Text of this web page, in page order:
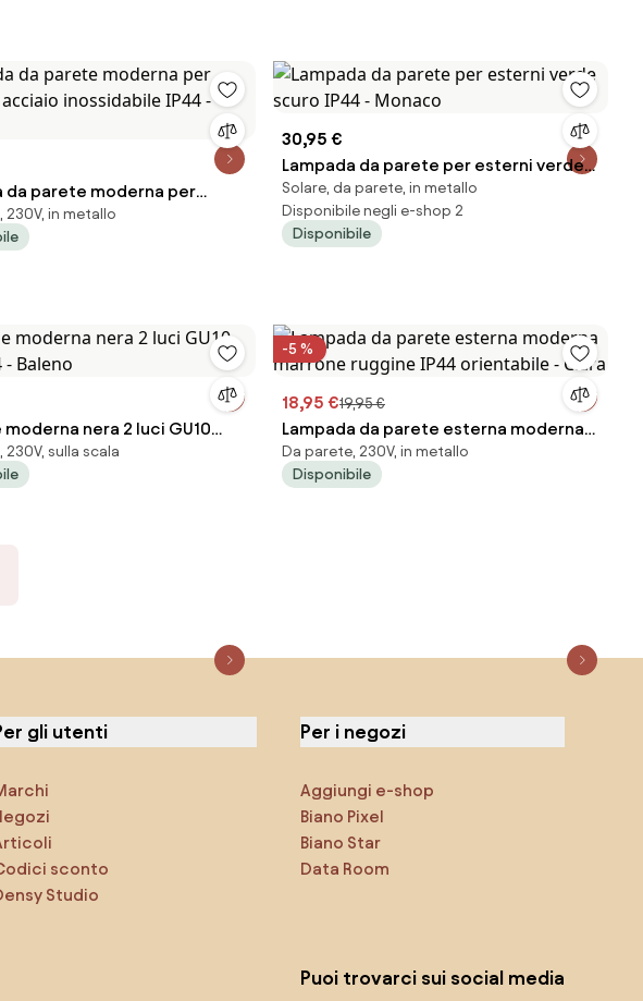
da parete moderna per
acciaio inossidabile IP44 -
230V, in metallo
30,95 €
Lampada da parete per esterni verde
scuro IP44 - Monaco
Solare, da parete, in metallo
Disponibile negli e-shop 2
Disponibile
nera 2 luci GU10
- Baleno
230V, sulla scala
-5 %
18,95 €19,95 €
Lampada da parete esterna moderna
marrone ruggine IP44 orientabile -
Ciara
Da parete, 230V, in metallo
Disponibile
gli utenti
sconto
Studio
Per i negozi
Aggiungi e-shop
Biano Pixel
Biano Star
Data Room
Puoi trovarci sui social media